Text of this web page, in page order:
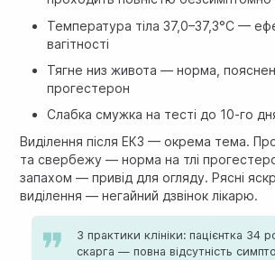
Температура тіла 37,0–37,3°C —
вагітності
Тягне низ живота — норма,
прогестерон
Слабка смужка на тесті до 10-го
Виділення після ЕКЗ — окрема тема.
та свербежу — норма на тлі
запахом — привід для огляду. Рясні
виділення — негайний дзвінок лікарю.
З практики клініки: пацієнтка 34
скарга — повна відсутність